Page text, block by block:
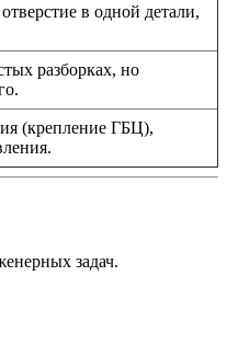
в одной детали,
разборках, но
(крепление ГБЦ),
задач.